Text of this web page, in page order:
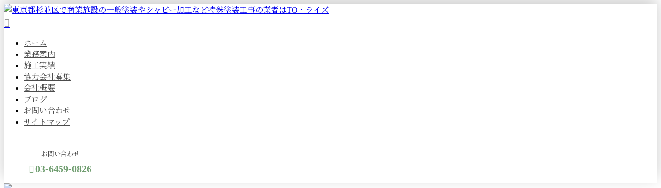
ホーム
業務案内
施工実績
協力会社募集
会社概要
ブログ
お問い合わせ
サイトマップ
お問い合わせ
03-6459-0826